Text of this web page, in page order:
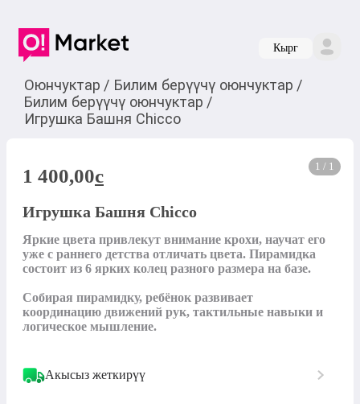
Кырг
Оюнчуктар / Билим берүүчү оюнчуктар /
Билим берүүчү оюнчуктар /
Игрушка Башня Chicco
1 / 1
1 400,00c
Игрушка Башня Chicco
Яркие цвета привлекут внимание крохи, научат его
уже с раннего детства отличать цвета. Пирамидка
состоит из 6 ярких колец разного размера на базе.
Собирая пирамидку, ребёнок развивает
координацию движений рук, тактильные навыки и
логическое мышление.
Акысыз жеткирүү